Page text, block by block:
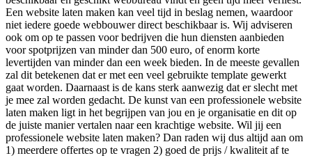
Een website laten maken kan veel tijd in beslag nemen, waardoor
niet iedere goede webbouwer direct beschikbaar is. Wij adviseren
ook om op te passen voor bedrijven die hun diensten aanbieden
voor spotprijzen van minder dan 500 euro, of enorm korte
levertijden van minder dan een week bieden. In de meeste gevallen
zal dit betekenen dat er met een veel gebruikte template gewerkt
gaat worden. Daarnaast is de kans sterk aanwezig dat er slecht met
je mee zal worden gedacht. De kunst van een professionele website
laten maken ligt in het begrijpen van jou en je organisatie en dit op
de juiste manier vertalen naar een krachtige website. Wil jij een
professionele website laten maken? Dan raden wij dus altijd aan om
1) meerdere offertes op te vragen 2) goed de prijs / kwaliteit af te